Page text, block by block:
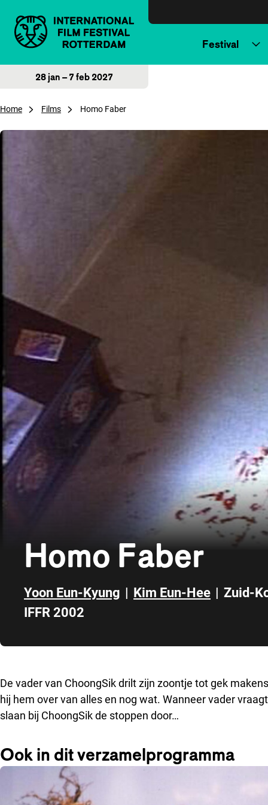
Festival
28 jan – 7 feb 2027
Home Films Homo Faber
Homo Faber
Yoon Eun-Kyung | Kim Eun-Hee | Zuid-
IFFR 2002
De vader van ChoongSik drilt zijn zoontje tot gek
hij hem over van alles en nog wat. Wanneer vader
slaan bij ChoongSik de stoppen door…
Ook in dit verzamelprogramma